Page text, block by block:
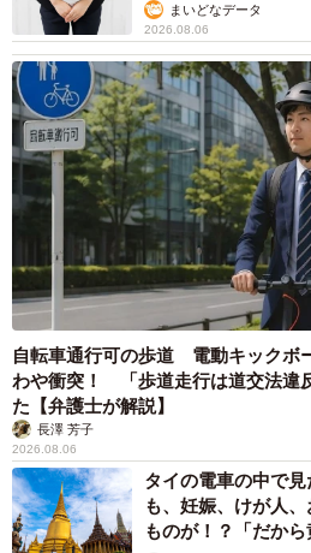
まいどなデータ
2026.08.06
自転車通行可の歩道 電動キックボ
わや衝突！ 「歩道走行は道交法違
た【弁護士が解説】
長澤 芳子
2026.08.06
タイの電車の中で
も、妊娠、けが人
ものが！？「だから